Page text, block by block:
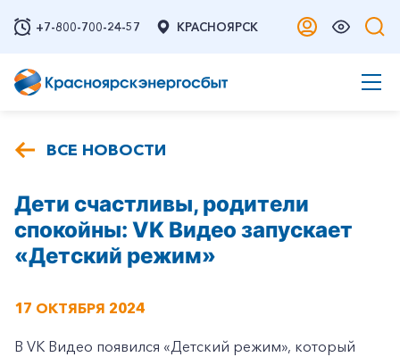
+7-800-700-24-57 КРАСНОЯРСК
ВСЕ НОВОСТИ
Дети счастливы, родители
спокойны: VK Видео запускает
«Детский режим»
17 ОКТЯБРЯ 2024
В VK Видео появился «Детский режим», который